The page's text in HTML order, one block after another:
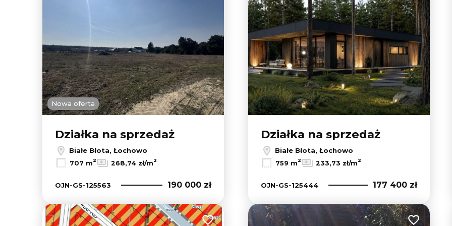
Nowa oferta
Działka na sprzedaż
Białe Błota, Łochowo
707 m2 268,74 zł/m2
OJN-GS-125563 190 000 zł
Działka na sprzedaż
Białe Błota, Łochowo
759 m2 233,73 zł/m2
OJN-GS-125444 177 400 zł
Dodaj do ulubionych Dodaj do